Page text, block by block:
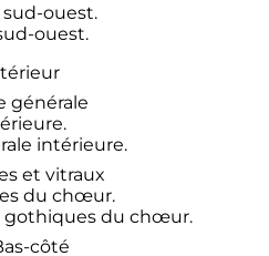
ouest.
intérieure.
gothiques du chœur.